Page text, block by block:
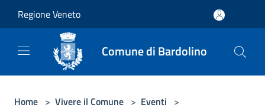
Regione Veneto
Comune di Bardolino
Home > Vivere il Comune > Eventi >